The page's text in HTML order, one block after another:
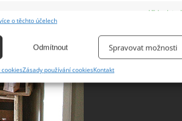
Vždy aktivní
přenášených informací.
informací.
a zjišťování podvodů a
a zobrazování reklamy a obsahu,
o těchto účelech
Odmítnout Spravovat možnosti
Zásady používání cookiesKontakt